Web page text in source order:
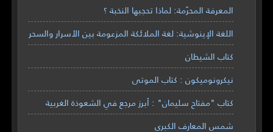
المعرفة المحرّمة: لماذا تحجبها النخبة ؟
اللغة الإينوشية: لغة الملائكة المزعومة بين الأسرار والسحر
كتاب الشيطان
نيكرونوميكون : كتاب الموتى
كتاب "مفتاح سليمان" : أبرز مرجع في الشعوذة الغربية
شمس المعارف الكبرى